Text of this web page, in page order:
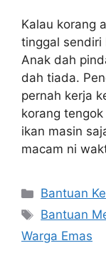
Kalau korang
tinggal sendiri
Anak dah
dah tiada.
pernah kerja
korang
ikan masin
macam ni
Categories
Bantuan
Tags
Bantuan
Warga Emas